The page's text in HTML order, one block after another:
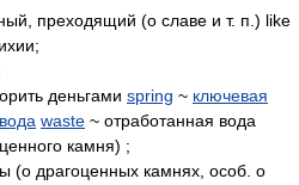
преходящий (о славе и т. п.) like
деньгами spring ~ ключевая
waste ~ отработанная вода
камня) ;
(о драгоценных камнях, особ. о